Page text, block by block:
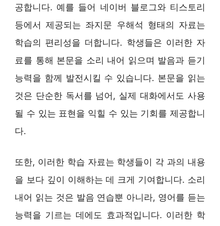
공합니다. 예를 들어 네이버 블로그와 티스토리
등에서 제공되는 좌지문 우해석 형태의 자료는
학습의 편리성을 더합니다. 학생들은 이러한 자
료를 통해 본문을 소리 내어 읽으며 발음과 듣기
능력을 함께 발전시킬 수 있습니다. 본문을 읽는
것은 단순한 독서를 넘어, 실제 대화에서도 사용
될 수 있는 표현을 익힐 수 있는 기회를 제공합니
다.
또한, 이러한 학습 자료는 학생들이 각 과의 내용
을 보다 깊이 이해하는 데 크게 기여합니다. 소리
내어 읽는 것은 발음 연습뿐 아니라, 영어를 듣는
능력을 기르는 데에도 효과적입니다. 이러한 학